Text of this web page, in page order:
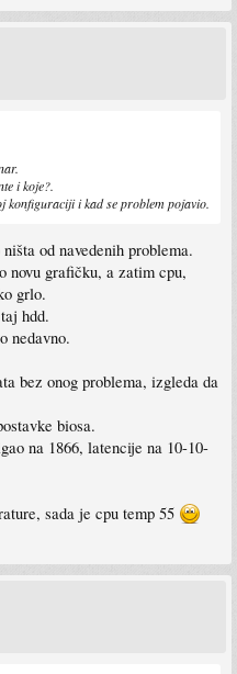
i koje?.
konfiguraciji i kad se problem pojavio.
od navedenih problema.
novu grafičku, a zatim cpu,
grlo.
hdd.
nedavno.
bez onog problema, izgleda da
biosa.
na 1866, latencije na 10-10-
sada je cpu temp 55